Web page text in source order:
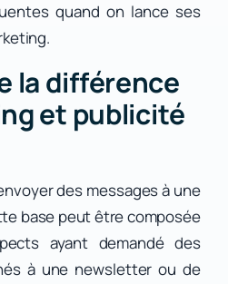
quand on lance ses
la différence
et publicité
des messages à une
base peut être composée
ayant demandé des
à une newsletter ou de